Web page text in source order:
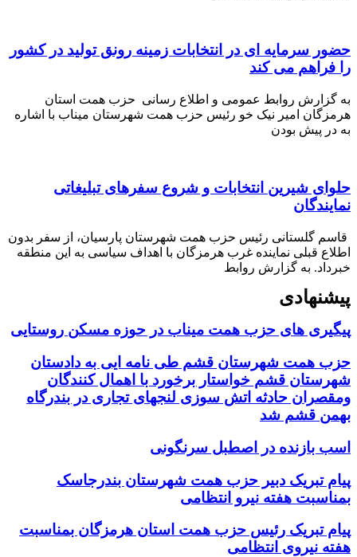
حضور سرمایه ای در انتخابات زمینه رونق تولید در کشور
را فراهم می کند
به گزارش روابط عمومی و اطلاع رسانی حزب همت استان
هرمزگان امیر نیک خو رئیس حزب همت شهرستان میناب با اشاره
به در پیش بودن
حلوای شیرین انتخابات و شروع سفرهای تبلیغاتی
نمایندگان
قاسم گلستانی رئیس حزب همت شهرستان پارسیان، از سفر بدون
اطلاع قبلی نماینده غرب هرمزگان با اهداف سیاسی به این منطقه
خبرداد. به گزارش روابط
پیشنهادی
پیگیری های حزب همت میناب در حوزه مسکن روستایی
حزب همت شهرستان قشم طی نامه ایی به دادستان
شهرستان قشم خواستار برخورد با اهمال کنندگان
ومقصران حادثه اتش سوزی لنجهای تجاری در بندرگاه
بهمن قشم شد
اسب بازنده در اصطبل سرنگونی
پیام تبریک دبیر حزب همت شهرستان بندرجاسک
بمناسبت هفته نیرو انتظامی
پیام تبریک رئیس حزب همت استان هرمزگان بمناسبت
هفته نیروی انتظامی